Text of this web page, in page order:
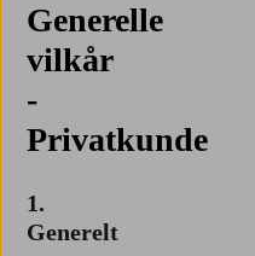
Generelle
vilkår
-
Privatkunde
1.
Generelt